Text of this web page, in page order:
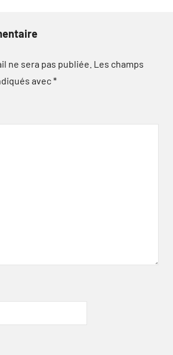
ne sera pas publiée. Les champs
avec*